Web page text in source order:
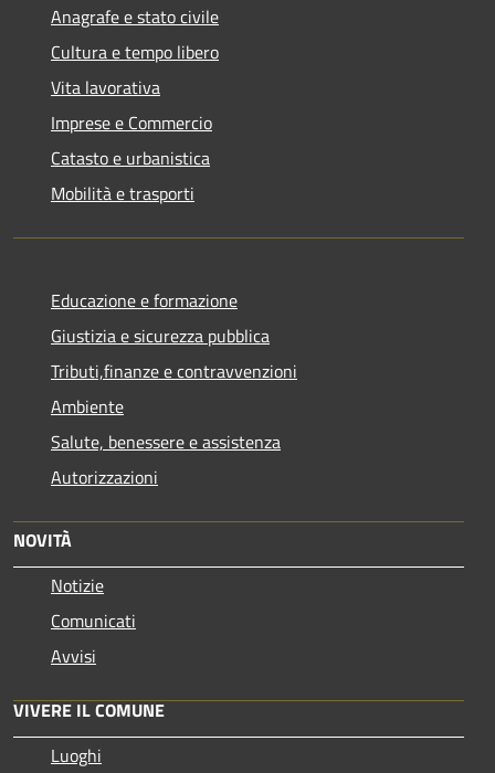
Anagrafe e stato civile
Cultura e tempo libero
Vita lavorativa
Imprese e Commercio
Catasto e urbanistica
Mobilità e trasporti
Educazione e formazione
Giustizia e sicurezza pubblica
Tributi,finanze e contravvenzioni
Ambiente
Salute, benessere e assistenza
Autorizzazioni
NOVITÀ
Notizie
Comunicati
Avvisi
VIVERE IL COMUNE
Luoghi